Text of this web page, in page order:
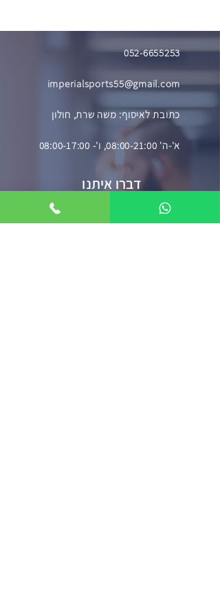
052-6655253
imperialsports55@gmail.com
כתובת לאיסוף: משה שרת, חולון
א'-ה' 08:00-21:00, ו'- 08:00-17:00
דברו איתנו
השאירו פרטים וניצור עמכם קשר בהקדם